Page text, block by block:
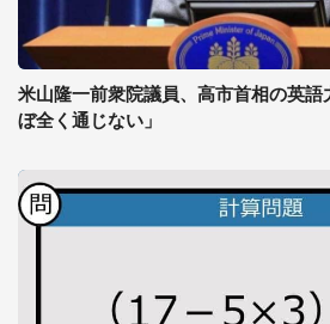
米山隆一前衆院議員、高市首相の英語
ぼ全く通じない」